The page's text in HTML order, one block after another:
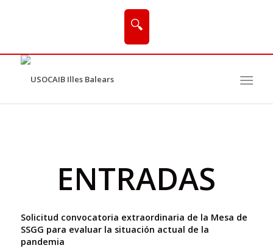
🔍
ENTRADAS
Solicitud convocatoria extraordinaria de la Mesa de
SSGG para evaluar la situación actual de la
pandemia